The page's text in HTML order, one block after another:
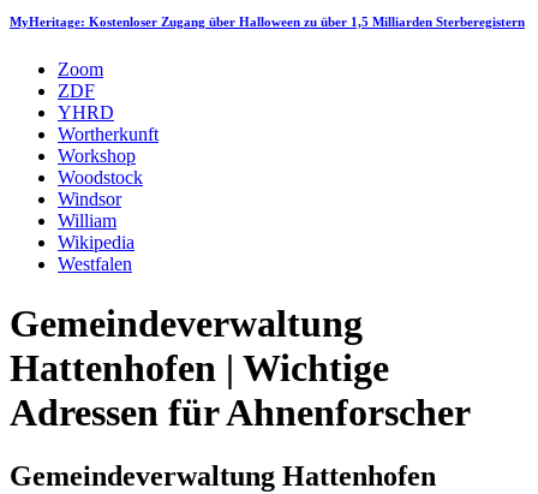
MyHeritage: Kostenloser Zugang über Halloween zu über 1,5 Milliarden Sterberegistern
Zoom
ZDF
YHRD
Wortherkunft
Workshop
Woodstock
Windsor
William
Wikipedia
Westfalen
Gemeindeverwaltung
Hattenhofen | Wichtige
Adressen für Ahnenforscher
Gemeindeverwaltung Hattenhofen